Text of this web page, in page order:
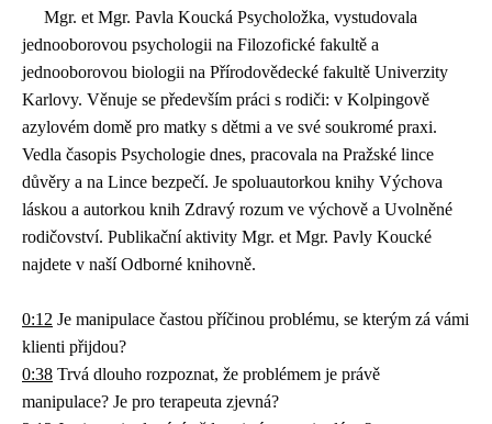
Mgr. et Mgr. Pavla Koucká Psycholožka, vystudovala
jednooborovou psychologii na Filozofické fakultě a
jednooborovou biologii na Přírodovědecké fakultě Univerzity
Karlovy. Věnuje se především práci s rodiči: v Kolpingově
azylovém domě pro matky s dětmi a ve své soukromé praxi.
Vedla časopis Psychologie dnes, pracovala na Pražské lince
důvěry a na Lince bezpečí. Je spoluautorkou knihy Výchova
láskou a autorkou knih Zdravý rozum ve výchově a Uvolněné
rodičovství. Publikační aktivity Mgr. et Mgr. Pavly Koucké
najdete v naší Odborné knihovně.
0:12 Je manipulace častou příčinou problému, se kterým zá vámi
klienti přijdou?
0:38 Trvá dlouho rozpoznat, že problémem je právě
manipulace? Je pro terapeuta zjevná?